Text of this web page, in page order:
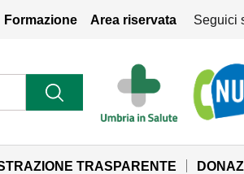
Formazione Area riservata Seguici
TRASPARENTE